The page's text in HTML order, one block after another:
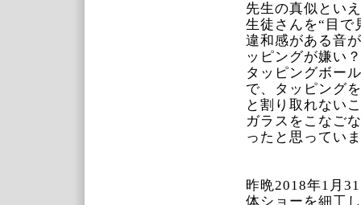
先生の真似とい
生徒さんを“目で
違和感がある音
ッピングが嫌い
タッピングボー
で、タッピング
と割り取れない
ガラスをこなご
ったと思ってい
昨晩2018年1月
体ショーを細工